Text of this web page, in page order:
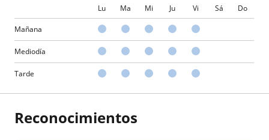
Lu Ma Mi Ju Vi Sá Do
Mañana
Mediodía
Tarde
Reconocimientos